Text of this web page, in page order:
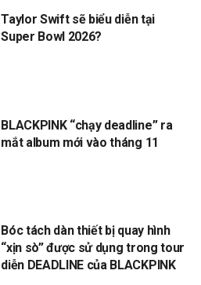
Taylor Swift sẽ biểu diễn tại
Super Bowl 2026?
BLACKPINK “chạy deadline” ra
mắt album mới vào tháng 11
Bóc tách dàn thiết bị quay hình
“xịn sò” được sử dụng trong tour
diễn DEADLINE của BLACKPINK